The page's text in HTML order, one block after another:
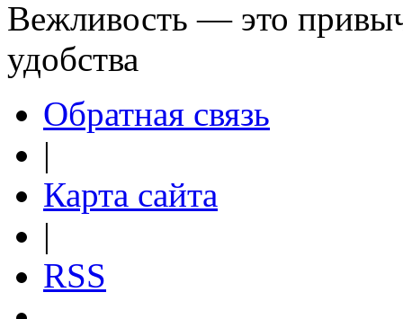
Вежливость — это
удобства
Обратная связь
|
Карта сайта
|
RSS